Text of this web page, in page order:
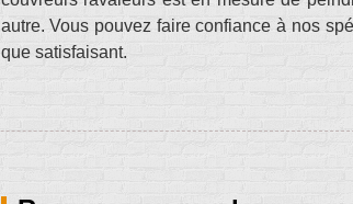
autre. Vous pouvez faire confiance à nos
que satisfaisant.